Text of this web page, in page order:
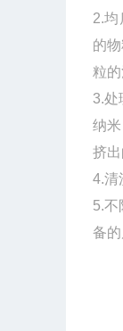
2.均
的
粒
3.处
纳
挤
4.清
5.不
备